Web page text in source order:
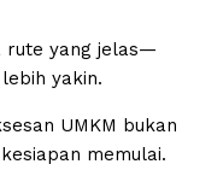
rute yang jelas—
yakin.
UMKM bukan
memulai.